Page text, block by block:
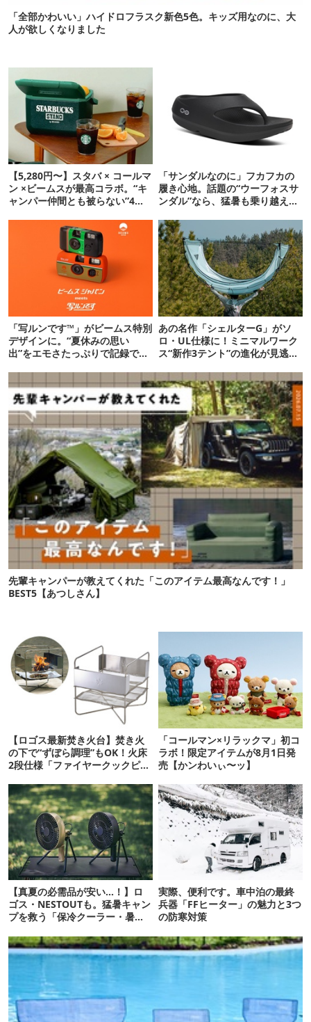
「全部かわいい」ハイドロフラスク新色5色。キッズ用なのに、大
人が欲しくなりました
【5,280円〜】スタバ × コールマ
ン ×ビームスが最高コラボ。“キ
ャンパー仲間とも被らない”4ア
「サンダルなのに」フカフカの
履き心地。話題の“ウーフォスサ
ンダル”なら、猛暑も乗り越えら
「写ルンです™」がビームス特別
デザインに。“夏休みの思い
出”をエモさたっぷりで記録でき
あの名作「シェルターG」がソ
ロ・UL仕様に！ミニマルワーク
ス“新作3テント”の進化が見逃せ
先輩キャンパーが教えてくれた「このアイテム最高なんです！」
BEST5【あつしさん】
【ロゴス最新焚き火台】焚き火
の下で“ずぼら調理”もOK！火床
2段仕様「ファイヤークックピッ
「コールマン×リラックマ」初コ
ラボ！限定アイテムが8月1日発
売【かンわいぃ〜ッ】
【真夏の必需品が安い…！】ロ
ゴス・NESTOUTも。猛暑キャン
プを救う「保冷クーラー・暑さ
実際、便利です。車中泊の最終
兵器「FFヒーター」の魅力と3つ
の防寒対策